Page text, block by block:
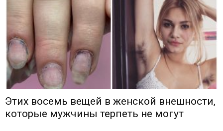
Этих восемь вещей в женской внешности,
которые мужчины терпеть не могут